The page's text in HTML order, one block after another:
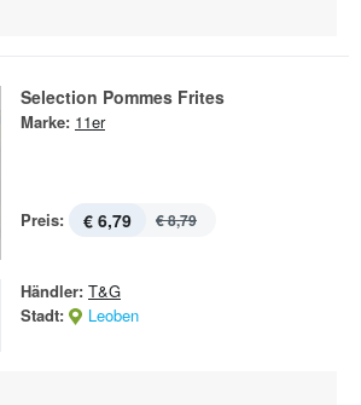
Selection Pommes Frites
Marke: 11er
Preis: € 6,79 € 8,79
Händler: T&G
Stadt:
Leoben